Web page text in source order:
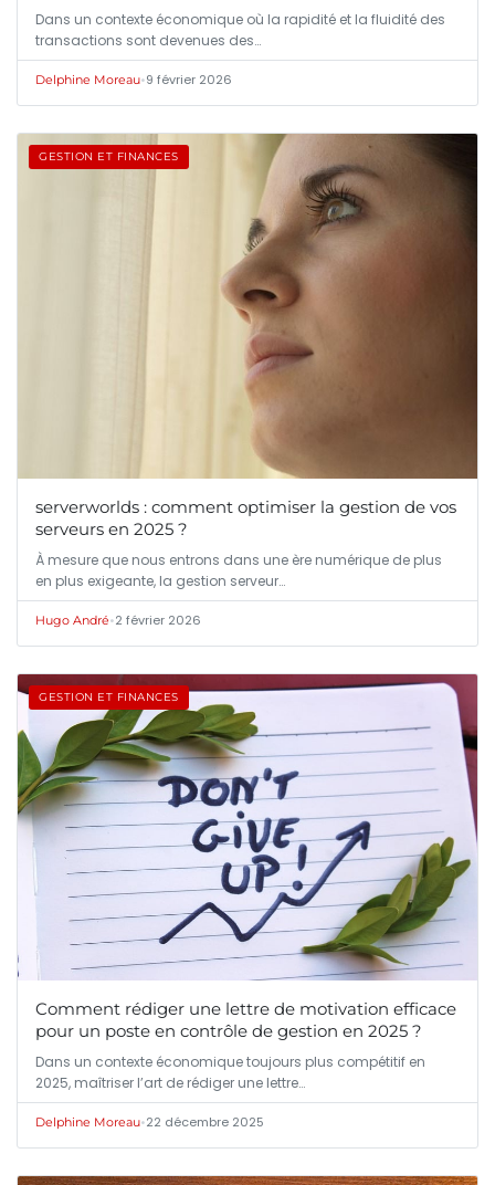
Dans un contexte économique où la rapidité et la fluidité des
transactions sont devenues des…
Delphine Moreau•9 février 2026
GESTION ET FINANCES
serverworlds : comment optimiser la gestion de vos
serveurs en 2025 ?
À mesure que nous entrons dans une ère numérique de plus
en plus exigeante, la gestion serveur…
Hugo André•2 février 2026
GESTION ET FINANCES
Comment rédiger une lettre de motivation efficace
pour un poste en contrôle de gestion en 2025 ?
Dans un contexte économique toujours plus compétitif en
2025, maîtriser l’art de rédiger une lettre…
Delphine Moreau•22 décembre 2025